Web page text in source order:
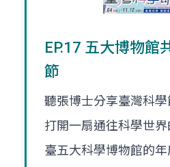
EP.17 五大博物館
節
聽張博士分享臺灣科
打開一扇通往科學世
臺五大科學博物館的